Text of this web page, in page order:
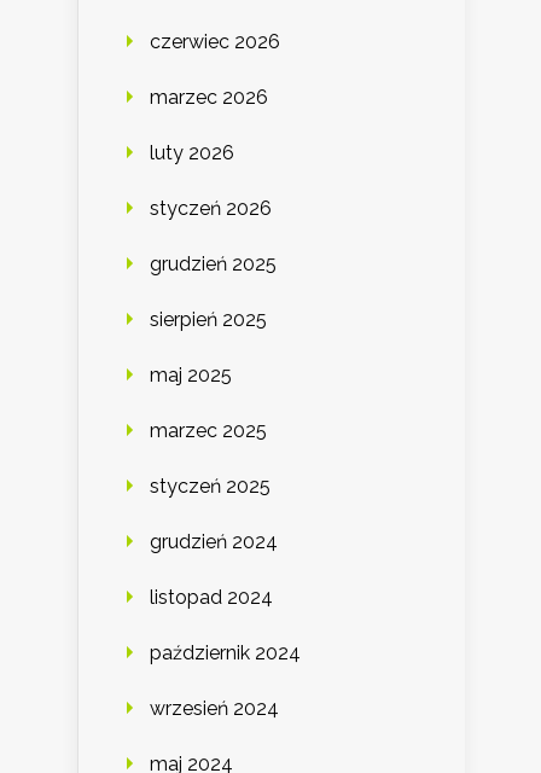
czerwiec 2026
marzec 2026
luty 2026
styczeń 2026
grudzień 2025
sierpień 2025
maj 2025
marzec 2025
styczeń 2025
grudzień 2024
listopad 2024
październik 2024
wrzesień 2024
maj 2024